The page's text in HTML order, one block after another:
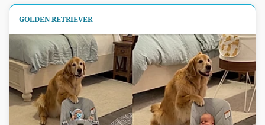
GOLDEN RETRIEVER